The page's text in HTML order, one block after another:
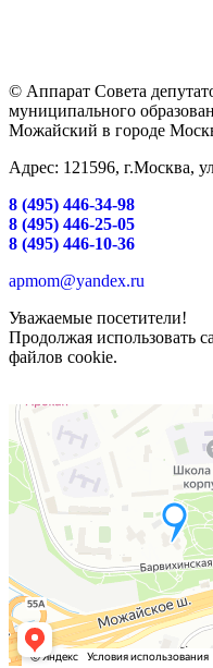
© Аппарат Совета
муниципального
Можайский в городе
Адрес: 121596, г.Москва,
8 (495) 446-34-98
8 (495) 446-25-05
8 (495) 446-10-36
apmom@yandex.ru
Уважаемые посетители!
Продолжая использовать
файлов cookie.